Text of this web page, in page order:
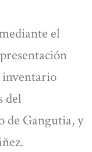
el
inventario
del
de Gangutia, y